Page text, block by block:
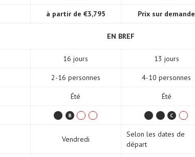
à partir de €3,795 Prix sur demande
EN BREF
16 jours 13 jours
2-16 personnes 4-10 personnes
Été Été
Vendredi
Selon les dates de
départ